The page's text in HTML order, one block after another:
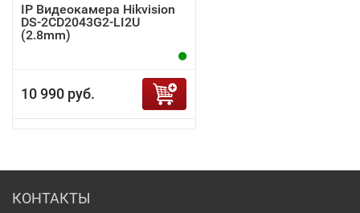
IP Видеокамера Hikvision
DS-2CD2043G2-LI2U
(2.8mm)
10 990 руб.
КОНТАКТЫ